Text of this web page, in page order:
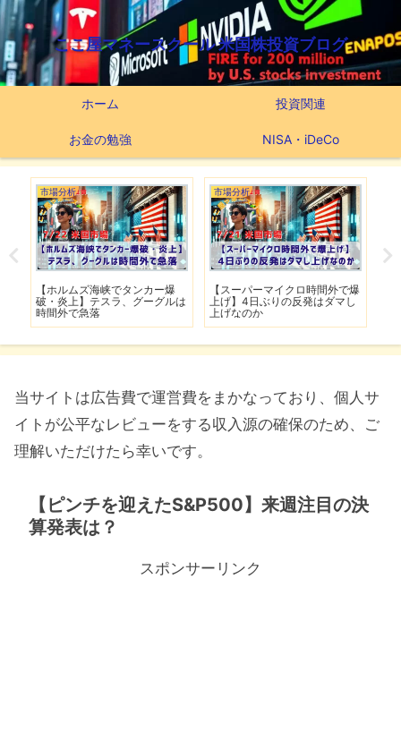
ここ屋マネースクール 米国株投資ブログ
ホーム 投資関連
お金の勉強 NISA・iDeCo
市場分析
【ホルムズ海峡でタンカー爆
破・炎上】テスラ、グーグルは
時間外で急落
市場分析
【スーパーマイクロ時間外で爆
上げ】4日ぶりの反発はダマし
上げなのか
当サイトは広告費で運営費をまかなっており、個人サ
イトが公平なレビューをする収入源の確保のため、ご
理解いただけたら幸いです。
【ピンチを迎えたS&P500】来週注目の決
算発表は？
スポンサーリンク